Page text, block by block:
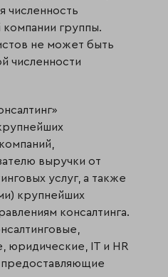
численность
группы.
не может быть
численности
выручки от
услуг, а также
крупнейших
консалтинга.
юридические, IT и HR
предоставляющие